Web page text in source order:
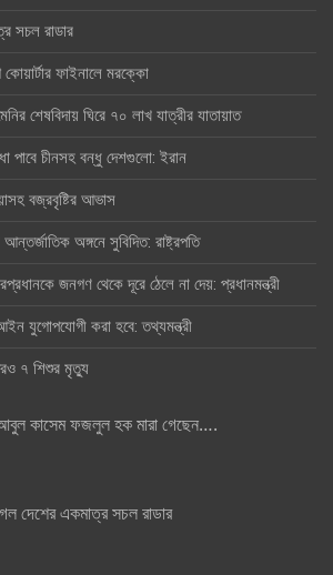
সচল রাডার
কোয়ার্টার ফাইনালে মরক্কো
শেষবিদায় ঘিরে ৭০ লাখ যাত্রীর যাতায়াত
পাবে চীনসহ বন্ধু দেশগুলো: ইরান
বজ্রবৃষ্টির আভাস
আন্তর্জাতিক অঙ্গনে সুবিদিত: রাষ্ট্রপতি
জনগণ থেকে দূরে ঠেলে না দেয়: প্রধানমন্ত্রী
যুগোপযোগী করা হবে: তথ্যমন্ত্রী
৭ শিশুর মৃত্যু
কাসেম ফজলুল হক মারা গেছেন….
দেশের একমাত্র সচল রাডার